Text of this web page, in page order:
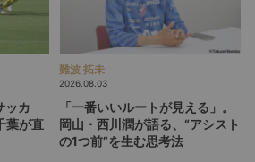
ッカ
葉が直
難波 拓未
2026.08.03
「一番いいルートが見える」。
岡山・西川潤が語る、“アシスト
の1つ前”を生む思考法